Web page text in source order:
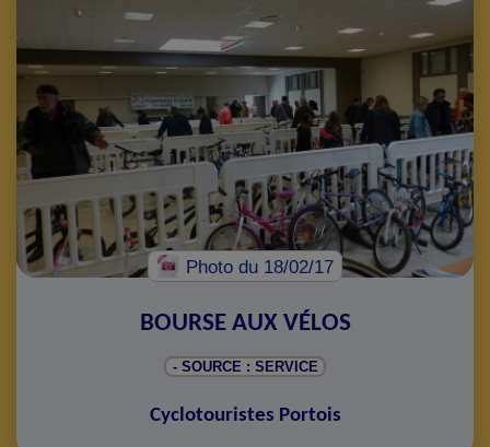
Photo du 18/02/17
BOURSE AUX VÉLOS
- SOURCE : SERVICE
Cyclotouristes Portois